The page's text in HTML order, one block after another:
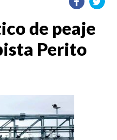
de peaje
Perito